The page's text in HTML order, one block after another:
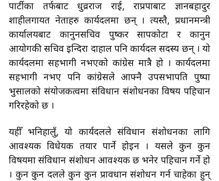
पार्टीका तर्फबाट धुव्रराज राई, राप्रपाबाट ज्ञानबहादुर
शाहीलगायत नेताहरु कार्यदलमा छन् । त्यस्तै, प्रधानमन्त्री
कार्यालयबाट कानुनसचिव पुष्कर सापकोटा र कानुन
आयोगकी सचिव इन्दिरा दाहाल पनि कार्यदल सदस्य छन् । यो
कार्यदलमा सहभागी नभएको कांग्रेस मात्रै हो । कार्यदलमा
सहभागी नभए पनि कांग्रेसले आफ्नै उपसभापति पुष्पा
भुसालको संयोजकत्वमा संविधान संशोधनका विषय पहिचान
गरिरहेको छ ।
यहीँ भनिहालुँ, यो कार्यदलले संविधान संशोधनका लागि
आवश्यक विधेयक तयार पार्ने होइन । यसले कुन कुन
विषयमा संविधान संशोधन आवश्यक छ भनेर पहिचान गर्ने हो
। कुन कुन दलले कुन कुन प्रावधान संशोधन गर्न चाहेका हुन्